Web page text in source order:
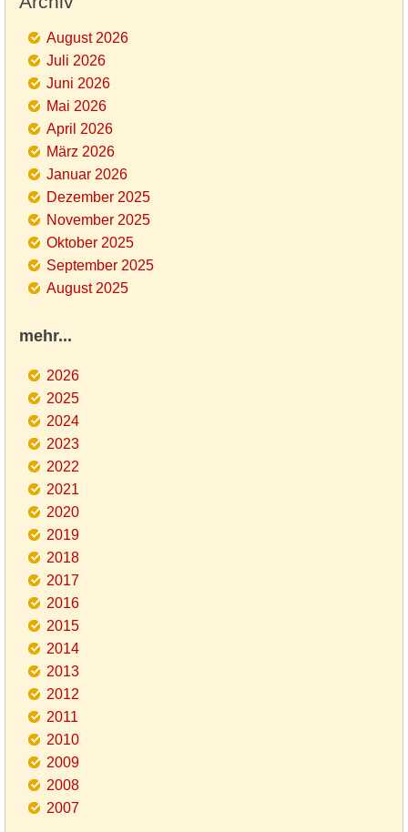
August 2026
Juli 2026
Juni 2026
Mai 2026
April 2026
März 2026
Januar 2026
Dezember 2025
November 2025
Oktober 2025
September 2025
August 2025
mehr...
2026
2025
2024
2023
2022
2021
2020
2019
2018
2017
2016
2015
2014
2013
2012
2011
2010
2009
2008
2007